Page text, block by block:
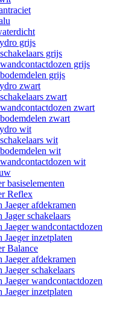
grijs
grijs
grijs
grijs
zwart
zwart
zwart
zwart
wit
wit
wit
wit
basiselementen
Reflex
Jaeger afdekramen
Jager schakelaars
Jaeger wandcontactdozen
Jaeger inzetplaten
Balance
Jaeger afdekramen
Jaeger schakelaars
Jaeger wandcontactdozen
Jaeger inzetplaten